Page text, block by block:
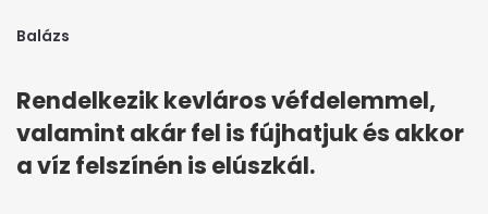
Balázs
Rendelkezik kevláros véfdelemmel,
valamint akár fel is fújhatjuk és akkor
a víz felszínén is elúszkál.